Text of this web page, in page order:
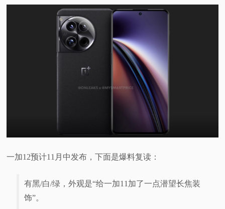
一加12预计11月中发布，下面是爆料复读：
有黑/白/绿，外观是“给一加11加了一点潜望长焦装
饰”。